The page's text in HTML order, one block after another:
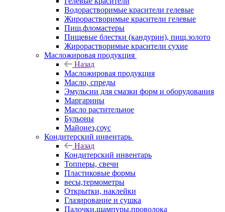
Водорастворимые красители гелевые
Жирорастворимые красители гелевые
Пищ.фломастеры
Пищевые блестки (кандурин), пищ.золото
Жирорастворимые красители сухие
Масложировая продукция
Назад
Масложировая продукция
Масло, спреды
Эмульсии для смазки форм и оборудования
Маргарины
Масло растительное
Бульоны
Майонез,соус
Кондитерский инвентарь
Назад
Кондитерский инвентарь
Топперы, свечи
Пластиковые формы
весы,термометры
Открытки, наклейки
Глазирование и сушка
Палочки,шампуры,проволока